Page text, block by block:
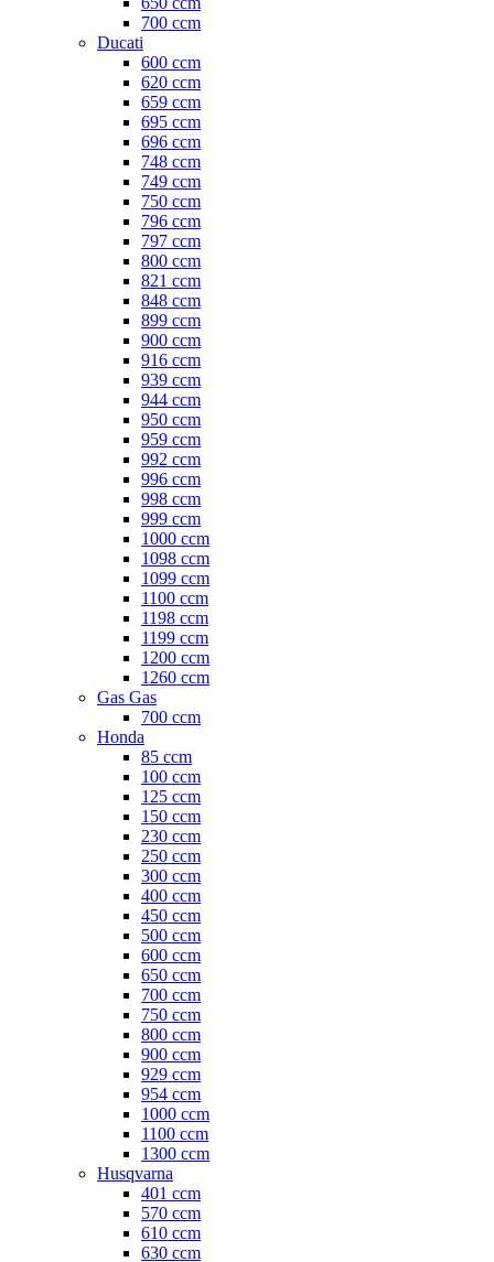
700 ccm
Ducati
600 ccm
620 ccm
659 ccm
695 ccm
696 ccm
748 ccm
749 ccm
750 ccm
796 ccm
797 ccm
800 ccm
821 ccm
848 ccm
899 ccm
900 ccm
916 ccm
939 ccm
944 ccm
950 ccm
959 ccm
992 ccm
996 ccm
998 ccm
999 ccm
1000 ccm
1098 ccm
1099 ccm
1100 ccm
1198 ccm
1199 ccm
1200 ccm
1260 ccm
Gas Gas
700 ccm
Honda
85 ccm
100 ccm
125 ccm
150 ccm
230 ccm
250 ccm
300 ccm
400 ccm
450 ccm
500 ccm
600 ccm
650 ccm
700 ccm
750 ccm
800 ccm
900 ccm
929 ccm
954 ccm
1000 ccm
1100 ccm
1300 ccm
Husqvarna
401 ccm
570 ccm
610 ccm
630 ccm